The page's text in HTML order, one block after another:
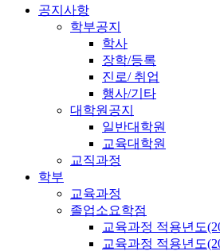
공지사항
학부공지
학사
장학/등록
진로/ 취업
행사/기타
대학원공지
일반대학원
교육대학원
교직과정
학부
교육과정
졸업소요학점
교육과정 적용년도
교육과정 적용년도